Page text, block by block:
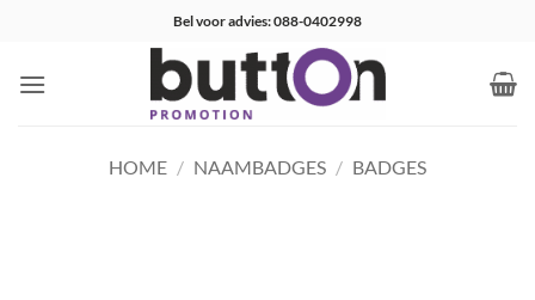
inhoud
Bel voor advies: 088-0402998
HOME / NAAMBADGES / BADGES